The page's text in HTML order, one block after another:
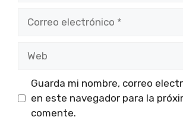
Guarda mi nombre, correo
en este navegador para la
comente.